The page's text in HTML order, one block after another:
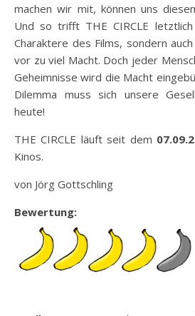
machen wir mit, können uns
Und so trifft THE CIRCLE
Charaktere des Films, sondern
vor zu viel Macht. Doch jeder
Geheimnisse wird die Macht
Dilemma muss sich unsere
heute!
THE CIRCLE läuft seit dem
Kinos.
von Jörg Gottschling
Bewertung: